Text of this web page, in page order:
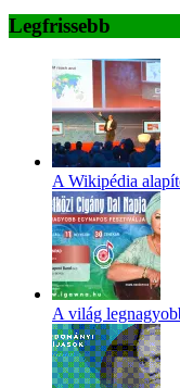
Legfrissebb
A Wikipédia
A világ